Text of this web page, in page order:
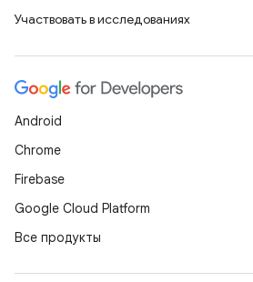
Участвовать в исследованиях
Android
Chrome
Firebase
Google Cloud Platform
Все продукты